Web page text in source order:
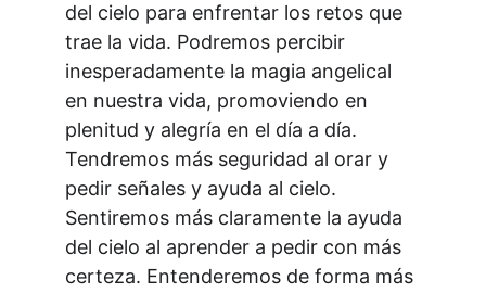
del cielo para enfrentar los retos que
trae la vida. Podremos percibir
inesperadamente la magia angelical
en nuestra vida, promoviendo en
plenitud y alegría en el día a día.
Tendremos más seguridad al orar y
pedir señales y ayuda al cielo.
Sentiremos más claramente la ayuda
del cielo al aprender a pedir con más
certeza. Entenderemos de forma más